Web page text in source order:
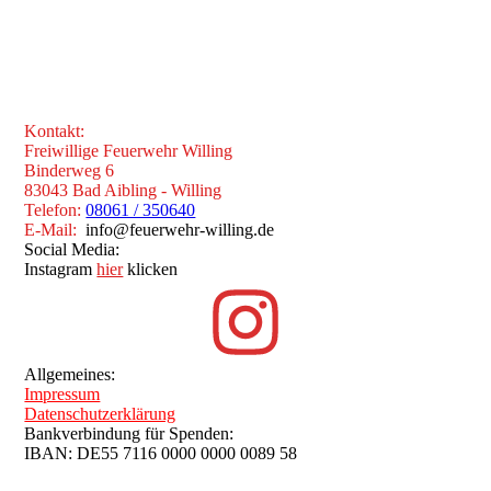
Kontakt:
Freiwillige Feuerwehr Willing
Binderweg 6
83043 Bad Aibling - Willing
Telefon:08061 / 350640
E-Mail: info@feuerwehr-willing.de
Social Media:
Instagramhierklicken
Allgemeines:
Impressum
Datenschutzerklärung
Bankverbindung für Spenden:
IBAN: DE55 7116 0000 0000 0089 58